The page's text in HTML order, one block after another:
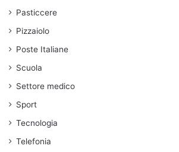
Pasticcere
Pizzaiolo
Poste Italiane
Scuola
Settore medico
Sport
Tecnologia
Telefonia